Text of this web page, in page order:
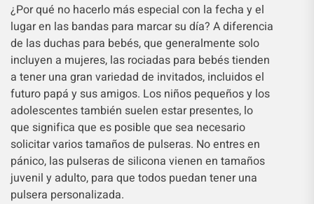
¿Por qué no hacerlo más especial con la fecha y el
lugar en las bandas para marcar su día? A diferencia
de las duchas para bebés, que generalmente solo
incluyen a mujeres, las rociadas para bebés tienden
a tener una gran variedad de invitados, incluidos el
futuro papá y sus amigos. Los niños pequeños y los
adolescentes también suelen estar presentes, lo
que significa que es posible que sea necesario
solicitar varios tamaños de pulseras. No entres en
pánico, las pulseras de silicona vienen en tamaños
juvenil y adulto, para que todos puedan tener una
pulsera personalizada.